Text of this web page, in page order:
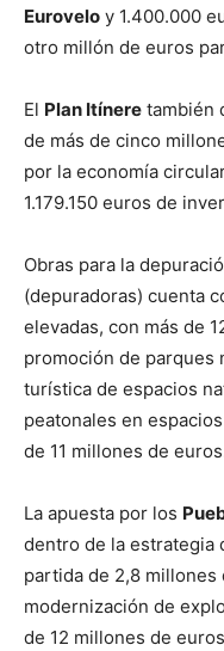
Eurovelo y 1.400.000
otro millón de euros
El Plan Itínere también
de más de cinco
por la economía
1.179.150 euros de
Obras para la
(depuradoras) cuenta
elevadas, con más de
promoción de parques
turística de espacios
peatonales en
de 11 millones de
La apuesta por los
dentro de la estrategia
partida de 2,8
modernización de
de 12 millones de